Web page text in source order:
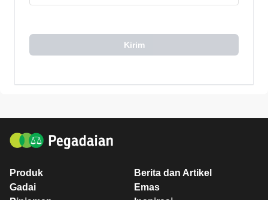
Kirim
Produk
Gadai
Berita dan Artikel
Emas